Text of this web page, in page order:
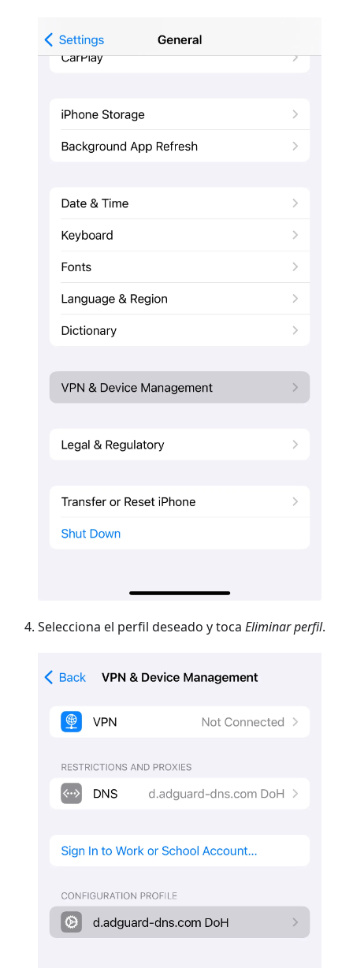
Selecciona el perfil deseado y toca Eliminar perfil.